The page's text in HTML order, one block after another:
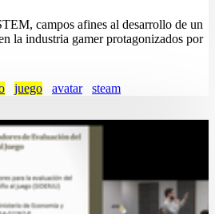
campos afines al desarrollo de un
la industria gamer protagonizados por
juego avatar steam